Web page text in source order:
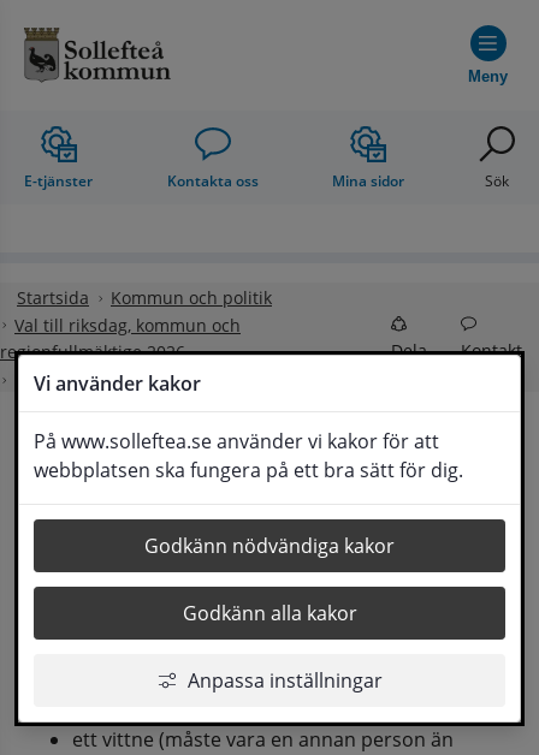
Vi använder kakor
På www.solleftea.se använder vi kakor för att
webbplatsen ska fungera på ett bra sätt för dig.
Godkänn nödvändiga kakor
Godkänn alla kakor
Anpassa inställningar
Meny
E-tjänster Kontakta oss Mina sidor Sök
Startsida
Kommun och politik
Val till riksdag, kommun och
regionfullmäktige 2026
Rösta med bud
Dela Kontakt
Lyssna
Rösta med bud
Att rösta med bud betyder att någon annan än
du själv lämnar din röst i en vallokal eller lokal
för förtidsröstning.
För att kunna rösta med bud behöver du:
ett vittne (måste vara en annan person än